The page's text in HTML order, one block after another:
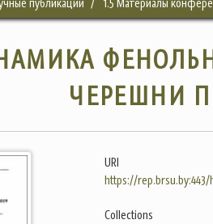
публикации 1.5 Материалы
ЧЕРЕШНИ
URI
https://rep.brsu.by:443/
Collections